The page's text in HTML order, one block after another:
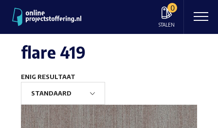
0
STALEN
flare 419
ENIG RESULTAAT